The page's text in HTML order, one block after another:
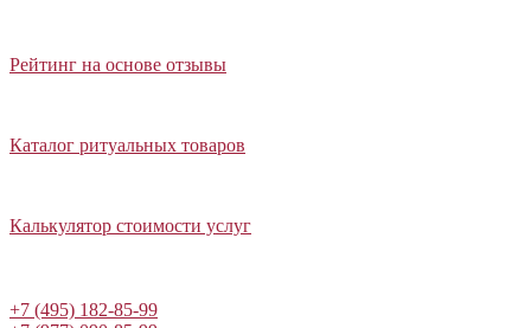
Рейтинг на основе отзывы
Каталог ритуальных товаров
Калькулятор стоимости услуг
+7 (495) 182-85-99